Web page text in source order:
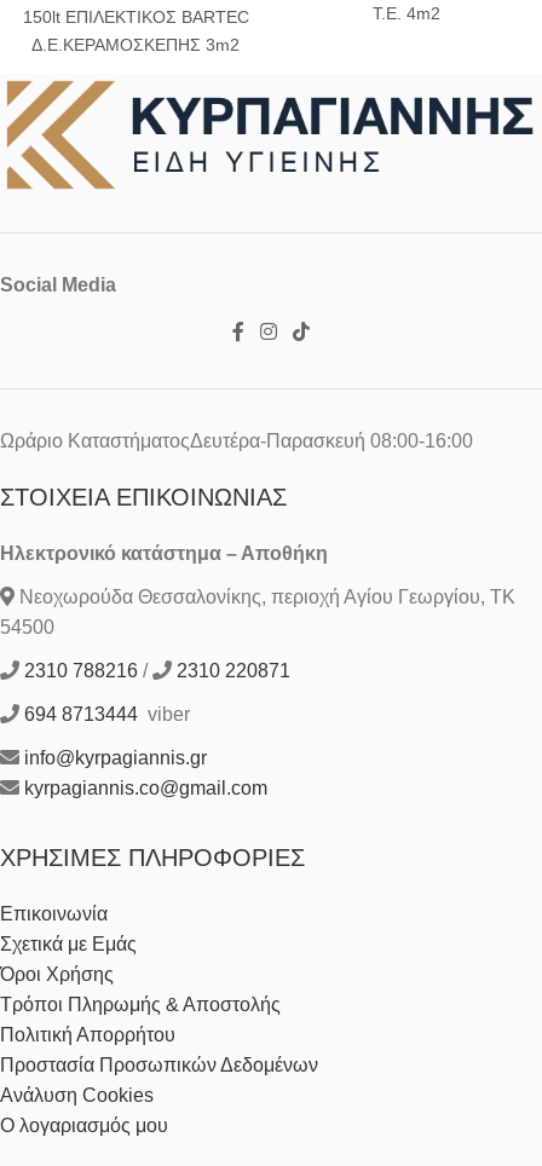
150lt ΕΠΙΛΕΚΤΙΚΟΣ BARTEC
Δ.Ε.ΚΕΡΑΜΟΣΚΕΠΗΣ 3m2
Τ.Ε. 4m2
Social Media
Ωράριο ΚαταστήματοςΔευτέρα-Παρασκευή 08:00-16:00
ΣΤΟΙΧΕΊΑ ΕΠΙΚΟΙΝΩΝΊΑΣ
Ηλεκτρονικό κατάστημα – Αποθήκη
Νεοχωρούδα Θεσσαλονίκης, περιοχή Αγίου Γεωργίου, ΤΚ
54500
2310 788216 / 2310 220871
694 8713444 viber
info@kyrpagiannis.gr
kyrpagiannis.co@gmail.com
ΧΡΉΣΙΜΕΣ ΠΛΗΡΟΦΟΡΊΕΣ
Επικοινωνία
Σχετικά με Εμάς
Όροι Χρήσης
Τρόποι Πληρωμής & Αποστολής
Πολιτική Απορρήτου
Προστασία Προσωπικών Δεδομένων
Ανάλυση Cookies
Ο λογαριασμός μου